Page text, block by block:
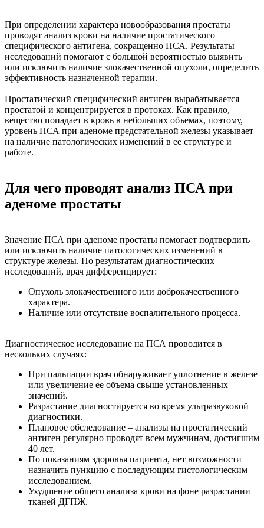
При определении характера новообразования простаты
проводят анализ крови на наличие простатического
специфического антигена, сокращенно ПСА. Результаты
исследований помогают с большой вероятностью выявить
или исключить наличие злокачественной опухоли, определить
эффективность назначенной терапии.
Простатический специфический антиген вырабатывается
простатой и концентрируется в протоках. Как правило,
вещество попадает в кровь в небольших объемах, поэтому,
уровень ПСА при аденоме предстательной железы указывает
на наличие патологических изменений в ее структуре и
работе.
Для чего проводят анализ ПСА при
аденоме простаты
Значение ПСА при аденоме простаты помогает подтвердить
или исключить наличие патологических изменений в
структуре железы. По результатам диагностических
исследований, врач дифференцирует:
Опухоль злокачественного или доброкачественного
характера.
Наличие или отсутствие воспалительного процесса.
Диагностическое исследование на ПСА проводится в
нескольких случаях:
При пальпации врач обнаруживает уплотнение в железе
или увеличение ее объема свыше установленных
значений.
Разрастание диагностируется во время ультразвуковой
диагностики.
Плановое обследование – анализы на простатический
антиген регулярно проводят всем мужчинам, достигшим
40 лет.
По показаниям здоровья пациента, нет возможности
назначить пункцию с последующим гистологическим
исследованием.
Ухудшение общего анализа крови на фоне разрастании
тканей ДГПЖ.